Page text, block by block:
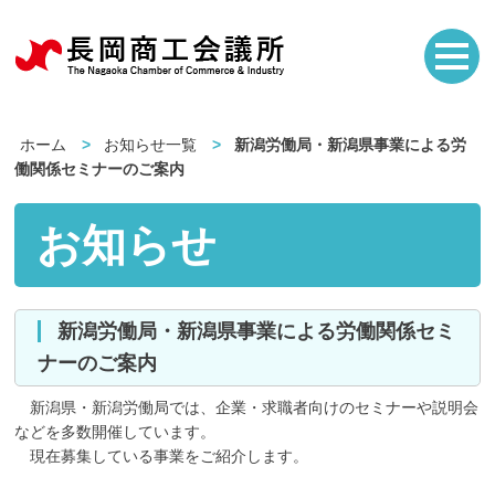
ホーム お知らせ一覧
新潟労働局・新潟県事業による労
働関係セミナーのご案内
お知らせ
新潟労働局・新潟県事業による労働関係セミ
ナーのご案内
新潟県・新潟労働局では、企業・求職者向けのセミナーや説明会
などを多数開催しています。
現在募集している事業をご紹介します。